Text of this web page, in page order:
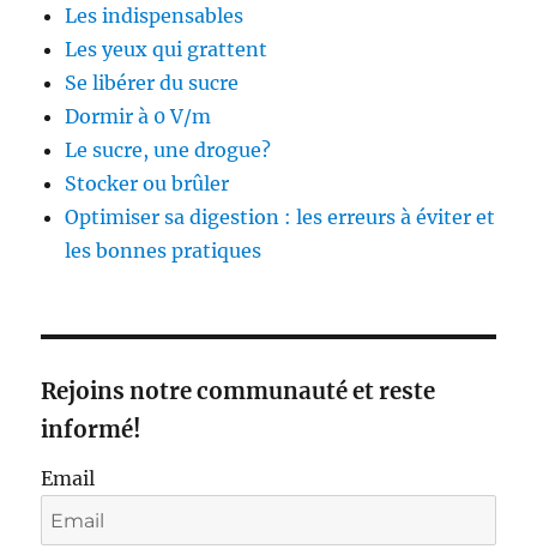
Les indispensables
Les yeux qui grattent
Se libérer du sucre
Dormir à 0 V/m
Le sucre, une drogue?
Stocker ou brûler
Optimiser sa digestion : les erreurs à éviter et
les bonnes pratiques
Rejoins notre communauté et reste
informé!
Email